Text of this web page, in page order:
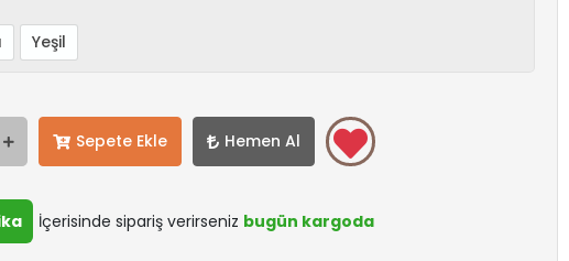
Yeşil
Sepete Ekle Hemen Al
İçerisinde sipariş verirseniz bugün kargoda